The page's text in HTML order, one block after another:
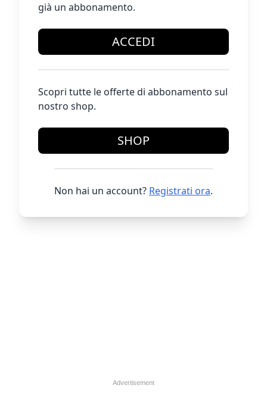
già un abbonamento.
ACCEDI
Scopri tutte le offerte di abbonamento sul
nostro shop.
SHOP
Non hai un account? Registrati ora.